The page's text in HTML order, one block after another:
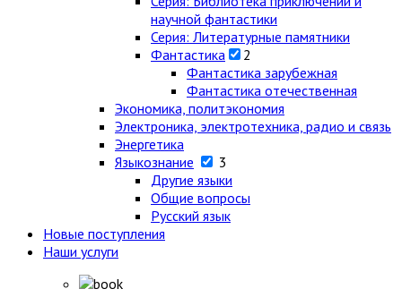
научной фантастики
Серия: Литературные памятники
Фантастика
2
Фантастика зарубежная
Фантастика отечественная
Экономика, политэкономия
Электроника, электротехника, радио и связь
Энергетика
Языкознание
3
Другие языки
Общие вопросы
Русский язык
Новые поступления
Наши услуги